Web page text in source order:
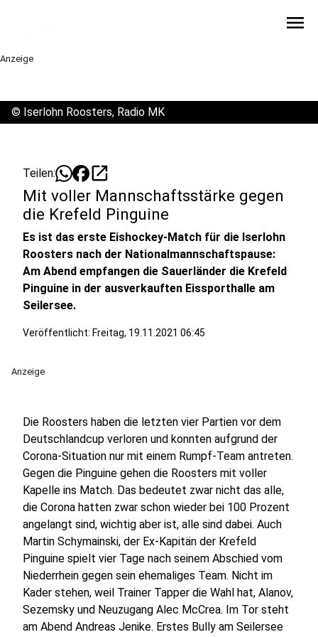
menu
Anzeige
© Iserlohn Roosters, Radio MK
Teilen: open_in_new
Mit voller Mannschaftsstärke gegen
die Krefeld Pinguine
Es ist das erste Eishockey-Match für die Iserlohn
Roosters nach der Nationalmannschaftspause:
Am Abend empfangen die Sauerländer die Krefeld
Pinguine in der ausverkauften Eissporthalle am
Seilersee.
Veröffentlicht: Freitag, 19.11.2021 06:45
Anzeige
Die Roosters haben die letzten vier Partien vor dem
Deutschlandcup verloren und konnten aufgrund der
Corona-Situation nur mit einem Rumpf-Team antreten.
Gegen die Pinguine gehen die Roosters mit voller
Kapelle ins Match. Das bedeutet zwar nicht das alle,
die Corona hatten zwar schon wieder bei 100 Prozent
angelangt sind, wichtig aber ist, alle sind dabei. Auch
Martin Schymainski, der Ex-Kapitän der Krefeld
Pinguine spielt vier Tage nach seinem Abschied vom
Niederrhein gegen sein ehemaliges Team. Nicht im
Kader stehen, weil Trainer Tapper die Wahl hat, Alanov,
Sezemsky und Neuzugang Alec McCrea. Im Tor steht
am Abend Andreas Jenike. Erstes Bully am Seilersee